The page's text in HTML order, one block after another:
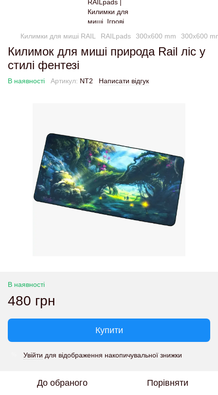
Килимки для миші RAIL RAILpads 300x600 mm 300x600
Килимок для миші природа Rail ліс у
стилі фентезі
В наявності Артикул: NT2 Написати відгук
В наявності
480 грн
Купити
Увійти для відображення накопичувальної знижки
До обраного Порівняти